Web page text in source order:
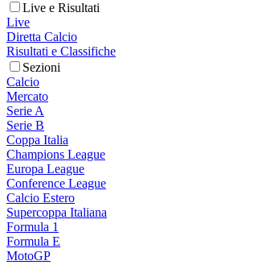
Live e Risultati
Live
Diretta Calcio
Risultati e Classifiche
Sezioni
Calcio
Mercato
Serie A
Serie B
Coppa Italia
Champions League
Europa League
Conference League
Calcio Estero
Supercoppa Italiana
Formula 1
Formula E
MotoGP